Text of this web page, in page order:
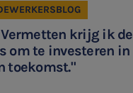
krijg ik de
om te investeren in
toekomst."